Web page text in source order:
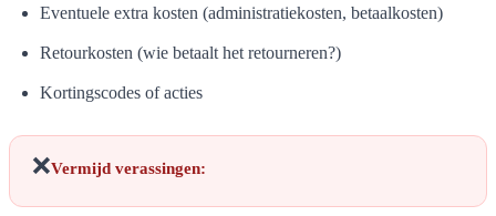
Eventuele extra kosten (administratiekosten, betaalkosten)
Retourkosten (wie betaalt het retourneren?)
Kortingscodes of acties
❌Vermijd verassingen: